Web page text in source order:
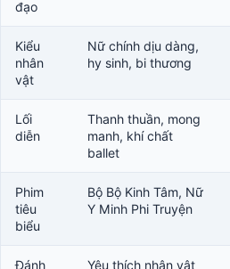
đạo
Kiểu
nhân
vật
Nữ chính dịu dàng,
hy sinh, bi thương
Lối
diễn
Thanh thuần, mong
manh, khí chất
ballet
Phim
tiêu
biểu
Bộ Bộ Kinh Tâm, Nữ
Y Minh Phi Truyện
Đánh Yêu thích nhân vật